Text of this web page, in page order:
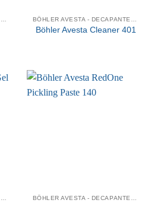
Böhler Avesta Cleaner 401